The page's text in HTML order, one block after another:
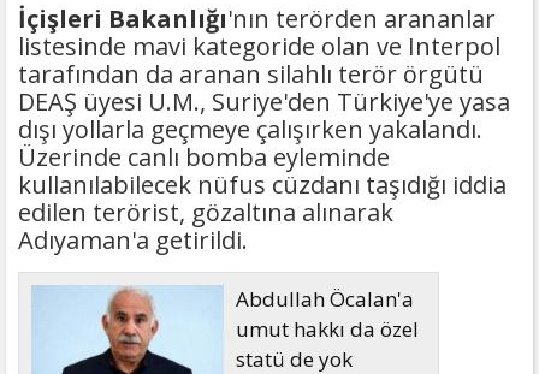
İçişleri Bakanlığı'nın terörden arananlar
listesinde mavi kategoride olan ve Interpol
tarafından da aranan silahlı terör örgütü
DEAŞ üyesi U.M., Suriye'den Türkiye'ye yasa
dışı yollarla geçmeye çalışırken yakalandı.
Üzerinde canlı bomba eyleminde
kullanılabilecek nüfus cüzdanı taşıdığı iddia
edilen terörist, gözaltına alınarak
Adıyaman'a getirildi.
Abdullah Öcalan'a
umut hakkı da özel
statü de yok